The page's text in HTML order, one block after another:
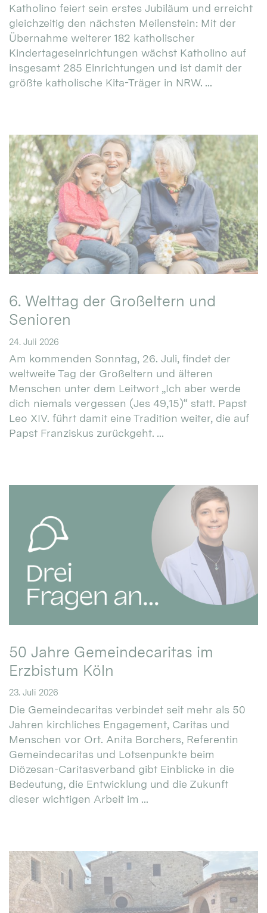
Katholino feiert sein erstes Jubiläum und erreicht
gleichzeitig den nächsten Meilenstein: Mit der
Übernahme weiterer 182 katholischer
Kindertageseinrichtungen wächst Katholino auf
insgesamt 285 Einrichtungen und ist damit der
größte katholische Kita-Träger in NRW. ...
6. Welttag der Großeltern und
Senioren
24. Juli 2026
Am kommenden Sonntag, 26. Juli, findet der
weltweite Tag der Großeltern und älteren
Menschen unter dem Leitwort „Ich aber werde
dich niemals vergessen (Jes 49,15)“ statt. Papst
Leo XIV. führt damit eine Tradition weiter, die auf
Papst Franziskus zurückgeht. ...
50 Jahre Gemeindecaritas im
Erzbistum Köln
23. Juli 2026
Die Gemeindecaritas verbindet seit mehr als 50
Jahren kirchliches Engagement, Caritas und
Menschen vor Ort. Anita Borchers, Referentin
Gemeindecaritas und Lotsenpunkte beim
Diözesan-Caritasverband gibt Einblicke in die
Bedeutung, die Entwicklung und die Zukunft
dieser wichtigen Arbeit im ...